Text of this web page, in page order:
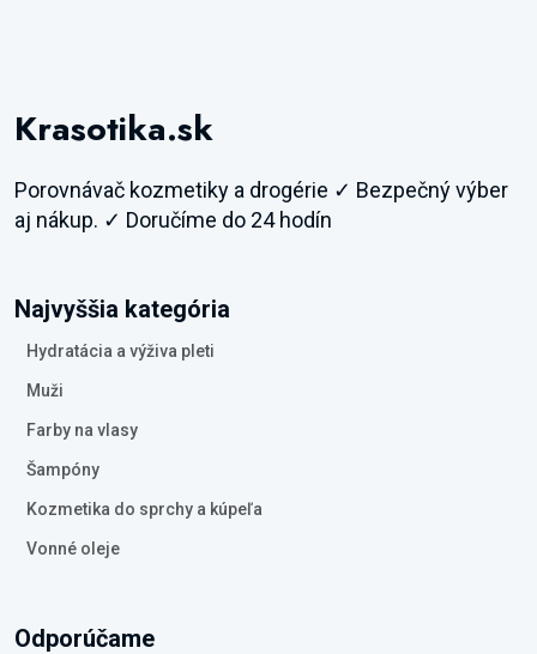
Krasotika.sk
Porovnávač kozmetiky a drogérie ✓ Bezpečný výber
aj nákup. ✓ Doručíme do 24 hodín
Najvyššia kategória
Hydratácia a výživa pleti
Muži
Farby na vlasy
Šampóny
Kozmetika do sprchy a kúpeľa
Vonné oleje
Odporúčame